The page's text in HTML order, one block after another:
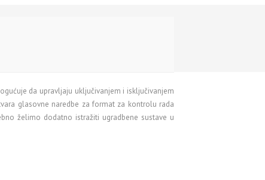
da upravljaju uključivanjem i isključivanjem
glasovne naredbe za format za kontrolu rada
želimo dodatno istražiti ugradbene sustave u